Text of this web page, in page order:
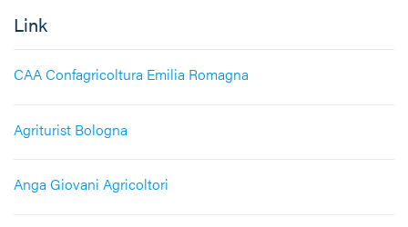
Link
CAA Confagricoltura Emilia Romagna
Agriturist Bologna
Anga Giovani Agricoltori